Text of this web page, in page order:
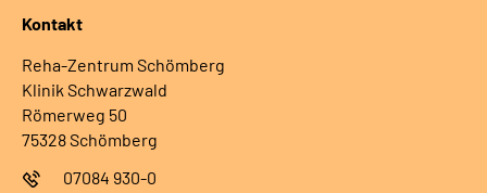
Kontakt
Reha-Zentrum Schömberg
Klinik Schwarzwald
Römerweg 50
75328 Schömberg
07084 930-0